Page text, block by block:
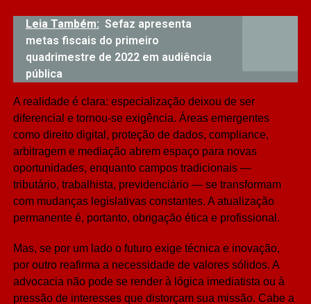
Leia Também: Sefaz apresenta
metas fiscais do primeiro
quadrimestre de 2022 em audiência
pública
A realidade é clara: especialização deixou de ser
diferencial e tornou-se exigência. Áreas emergentes
como direito digital, proteção de dados, compliance,
arbitragem e mediação abrem espaço para novas
oportunidades, enquanto campos tradicionais —
tributário, trabalhista, previdenciário — se transformam
com mudanças legislativas constantes. A atualização
permanente é, portanto, obrigação ética e profissional.
Mas, se por um lado o futuro exige técnica e inovação,
por outro reafirma a necessidade de valores sólidos. A
advocacia não pode se render à lógica imediatista ou à
pressão de interesses que distorçam sua missão. Cabe a